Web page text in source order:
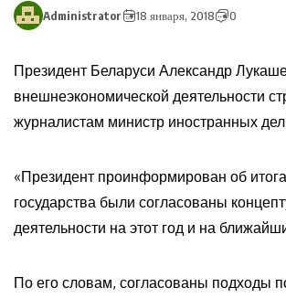
Administrator 18 января, 2018 0
Президент Беларуси Александр
внешнеэкономической деятельности
журналистам министр иностранных
«Президент проинформирован об
государства были согласованы
деятельности на этот год и на
По его словам, согласованы подходы